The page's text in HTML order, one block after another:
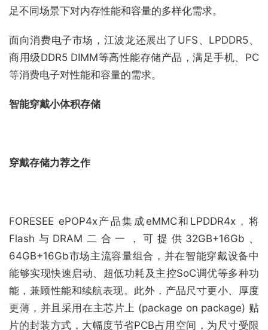
足不同场景下对内存性能和容量的多样化需求。
面向消费电子市场，江波龙还展出了UFS、LPDDR5、
商用级DDR5 DIMM等高性能存储产品，满足手机、PC
等消费电子对性能和容量的需求。
智能穿戴小体积存储
穿戴存储力荐之作
FORESEE ePOP4x产品集成eMMC和LPDDR4x，将
Flash与DRAM二合一，可提供32GB+16Gb、
64GB+16Gb市场主流容量组合，并在智能穿戴设备中
能够实现快速启动、超低功耗及主控SoC调优等多种功
能，兼顾性能和续航表现。此外，产品尺寸更小、厚度
更薄，并且采用在主芯片上 (package on package) 贴
片的封装方式，大幅度节省PCB占用空间，为尺寸受限